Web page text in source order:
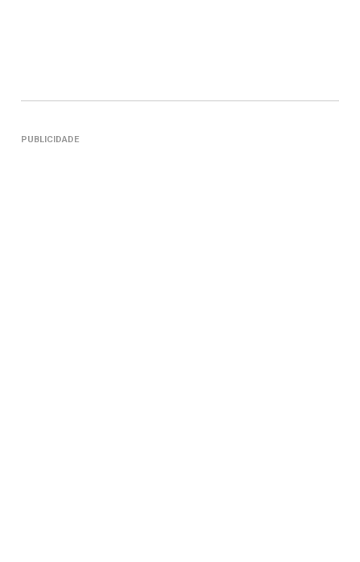
PUBLICIDADE